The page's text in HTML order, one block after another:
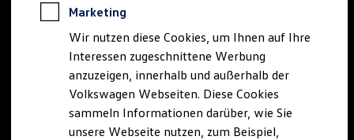
Marketing
Wir nutzen diese Cookies, um Ihnen auf Ihre
Interessen zugeschnittene Werbung
anzuzeigen, innerhalb und außerhalb der
Volkswagen Webseiten. Diese Cookies
sammeln Informationen darüber, wie Sie
unsere Webseite nutzen, zum Beispiel,